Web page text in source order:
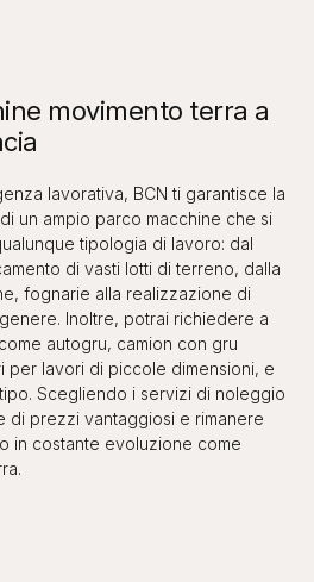
movimento terra a
lavorativa, BCN ti garantisce la
un ampio parco macchine che si
tipologia di lavoro: dal
di vasti lotti di terreno, dalla
fognarie alla realizzazione di
Inoltre, potrai richiedere a
autogru, camion con gru
per lavori di piccole dimensioni, e
Scegliendo i servizi di noleggio
di prezzi vantaggiosi e rimanere
in costante evoluzione come